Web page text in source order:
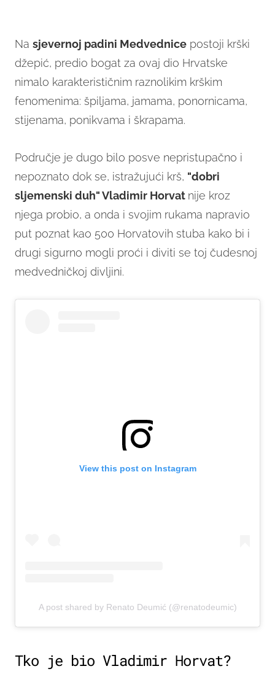
Na sjevernoj padini Medvednice postoji krški
džepić, predio bogat za ovaj dio Hrvatske
nimalo karakterističnim raznolikim krškim
fenomenima: špiljama, jamama, ponornicama,
stijenama, ponikvama i škrapama.
Područje je dugo bilo posve nepristupačno i
nepoznato dok se, istražujući krš, "dobri
sljemenski duh" Vladimir Horvat nije kroz
njega probio, a onda i svojim rukama napravio
put poznat kao 500 Horvatovih stuba kako bi i
drugi sigurno mogli proći i diviti se toj čudesnoj
medvedničkoj divljini.
View this post on Instagram
A post shared by Renato Deumić (@renatodeumic)
Tko je bio Vladimir Horvat?